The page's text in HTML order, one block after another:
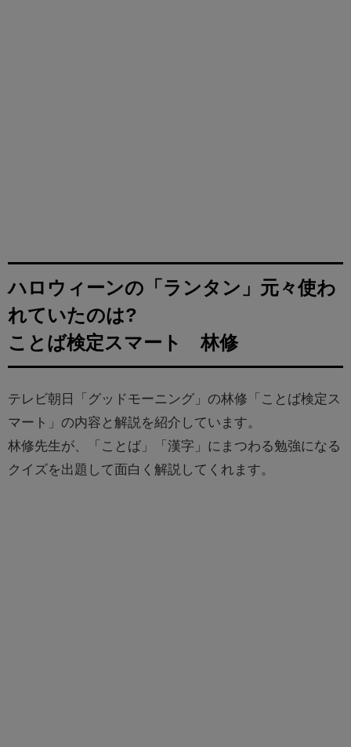
ハロウィーンの「ランタン」元々使わ
れていたのは?
ことば検定スマート 林修
テレビ朝日「グッドモーニング」の林修「ことば検定ス
マート」の内容と解説を紹介しています。
林修先生が、「ことば」「漢字」にまつわる勉強になる
クイズを出題して面白く解説してくれます。